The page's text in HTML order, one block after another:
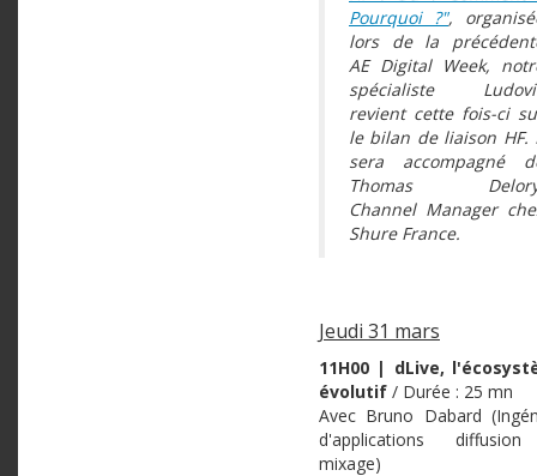
Pourquoi ?",
lors de la
AE Digital Week,
spécialiste
revient cette fois-ci
le bilan de liaison HF.
sera accompagné
Thomas
Channel Manager
Shure France.
Jeudi 31 mars
11H00 | dLive,
évolutif / Durée : 25 mn
Avec Bruno Dabard
d'applications
mixage)